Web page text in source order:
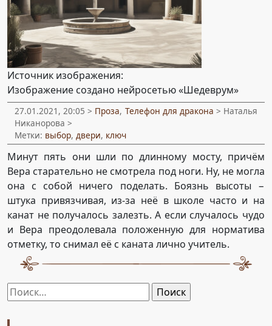
Источник изображения:
Изображение создано нейросетью «Шедеврум»
27.01.2021, 20:05 > Проза, Телефон для дракона > Наталья
Никанорова >
Метки: выбор, двери, ключ
Минут пять они шли по длинному мосту, причём
Вера старательно не смотрела под ноги. Ну, не могла
она с собой ничего поделать. Боязнь высоты −
штука привязчивая, из-за неё в школе часто и на
канат не получалось залезть. А если случалось чудо
и Вера преодолевала положенную для норматива
отметку, то снимал её с каната лично учитель.
Найти: